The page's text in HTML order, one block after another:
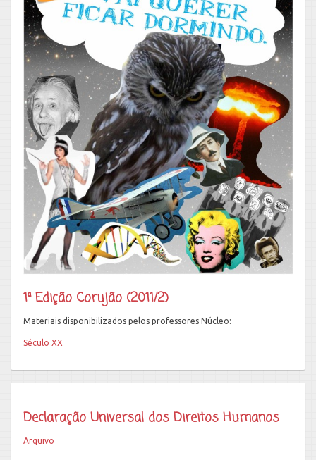
1ª Edição Corujão (2011/2)
Materiais disponibilizados pelos professores Núcleo:
Século XX
Declaração Universal dos Direitos Humanos
Arquivo